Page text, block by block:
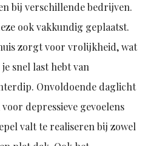
bij verschillende bedrijven.
ook vakkundig geplaatst.
zorgt voor vrolijkheid, wat
snel last hebt van
Onvoldoende daglicht
depressieve gevoelens
valt te realiseren bij zowel